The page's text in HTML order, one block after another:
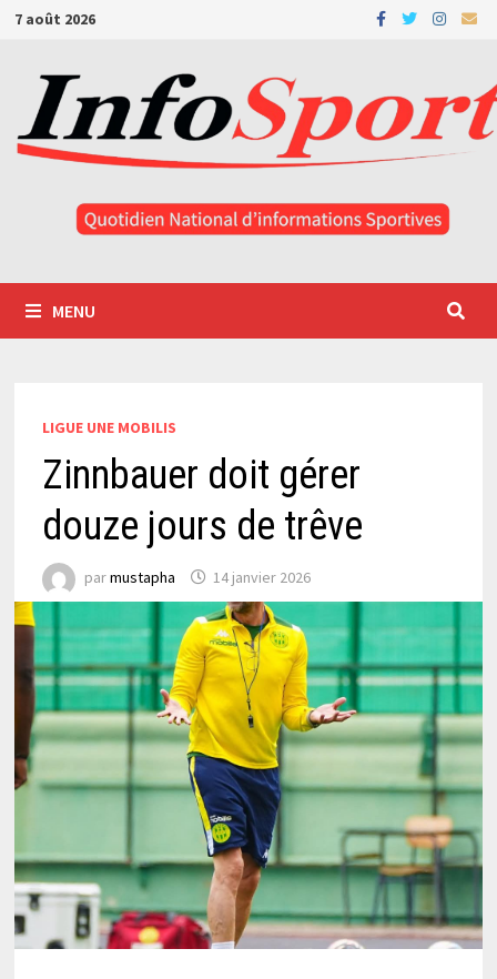
Passer
contenu
7 août 2026
MENU
LIGUE UNE MOBILIS
Zinnbauer doit gérer
douze jours de trêve
parmustapha 14 janvier 2026